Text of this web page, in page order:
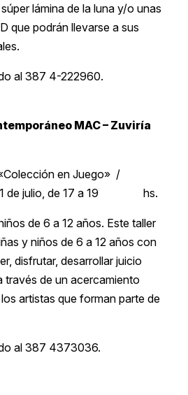
lámina de la luna y/o unas
que podrán llevarse a sus
al 387 4-222960.
MAC – Zuviría
en Juego» /
31 de julio, de 17 a 19 hs.
de 6 a 12 años. Este taller
y niños de 6 a 12 años con
disfrutar, desarrollar juicio
través de un acercamiento
artistas que forman parte de
al 387 4373036.